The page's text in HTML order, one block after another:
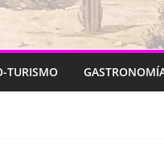
TURISMO